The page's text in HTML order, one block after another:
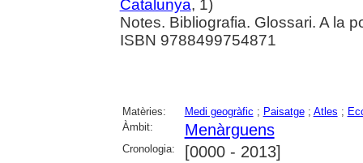
Catalunya, 1)
Notes. Bibliografia. Glossari. A la
ISBN 9788499754871
Matèries: Medi geogràfic ; Paisatge; Atles ;
Àmbit:
Menàrguens
Cronologia: [0000 - 2013]